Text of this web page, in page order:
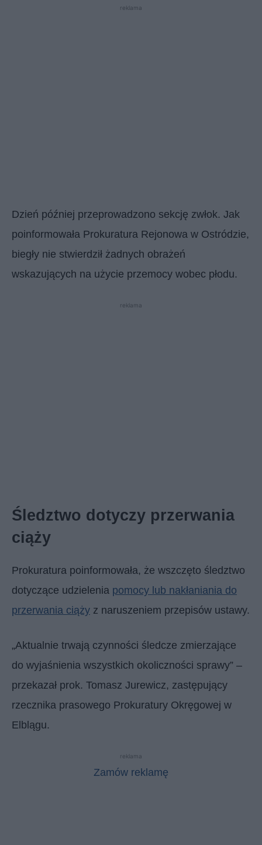
reklama
Dzień później przeprowadzono sekcję zwłok. Jak
poinformowała Prokuratura Rejonowa w Ostródzie,
biegły nie stwierdził żadnych obrażeń
wskazujących na użycie przemocy wobec płodu.
reklama
Śledztwo dotyczy przerwania
ciąży
Prokuratura poinformowała, że wszczęto śledztwo
dotyczące udzielenia pomocy lub nakłaniania do
przerwania ciąży z naruszeniem przepisów ustawy.
„Aktualnie trwają czynności śledcze zmierzające
do wyjaśnienia wszystkich okoliczności sprawy” –
przekazał prok. Tomasz Jurewicz, zastępujący
rzecznika prasowego Prokuratury Okręgowej w
Elblągu.
reklama
Zamów reklamę